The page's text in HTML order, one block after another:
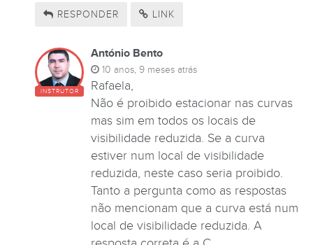
RESPONDER LINK
INSTRUTOR
António Bento
10 anos, 9 meses atrás
Rafaela,
Não é proibido estacionar nas curvas
mas sim em todos os locais de
visibilidade reduzida. Se a curva
estiver num local de visibilidade
reduzida, neste caso seria proibido.
Tanto a pergunta como as respostas
não mencionam que a curva está num
local de visibilidade reduzida. A